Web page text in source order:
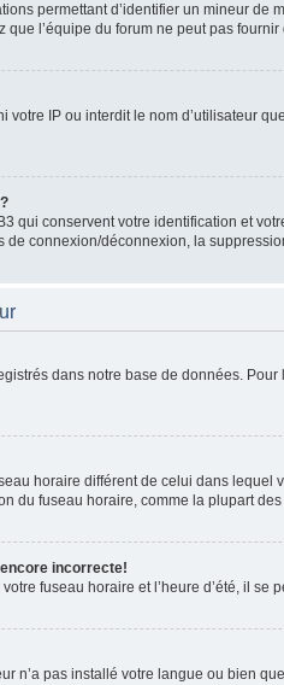
permettant d’identifier un mineur
l’équipe du forum ne peut pas
votre IP ou interdit le nom d’utilisateur
qui conservent votre identification et
de connexion/déconnexion, la
dans notre base de données. Pour
horaire différent de celui dans
du fuseau horaire, comme la plupart
incorrecte!
fuseau horaire et l’heure d’été, il
n’a pas installé votre langue ou bien